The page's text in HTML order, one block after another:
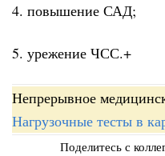
4. повышение САД;
5. урежение ЧСС.+
Непрерывное
Нагрузочные тесты в
Поделитесь с